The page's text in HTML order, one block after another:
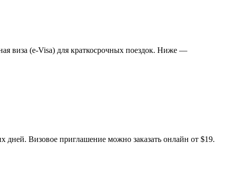
виза (e-Visa) для краткосрочных поездок. Ниже —
Визовое приглашение можно заказать онлайн от $19.